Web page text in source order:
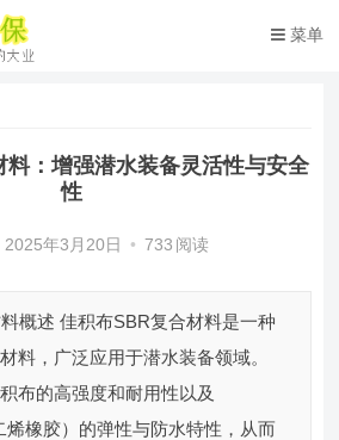
菜单
：增强潜水装备灵活性与安全
性
2025年3月20日 • 733 阅读
概述 佳积布SBR复合材料是一种
料，广泛应用于潜水装备领域。
布的高强度和耐用性以及
烯橡胶）的弹性与防水特性，从而